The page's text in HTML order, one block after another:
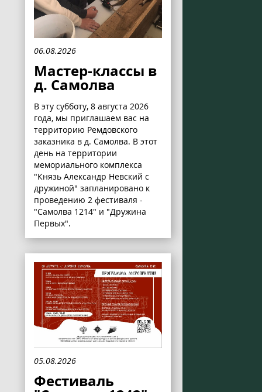
06.08.2026
Мастер-классы в
д. Самолва
В эту субботу, 8 августа 2026
года, мы приглашаем вас на
территорию Ремдовского
заказника в д. Самолва. В этот
день на территории
мемориального комплекса
"Князь Александр Невский с
дружиной" запланировано к
проведению 2 фестиваля -
"Самолва 1214" и "Дружина
Первых".
05.08.2026
Фестиваль